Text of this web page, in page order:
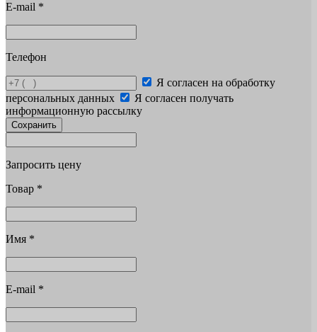
E-mail *
Телефон
Я согласен на обработку
персональных данных
Я согласен получать
информационную рассылку
Сохранить
Запросить цену
Товар *
Имя *
E-mail *